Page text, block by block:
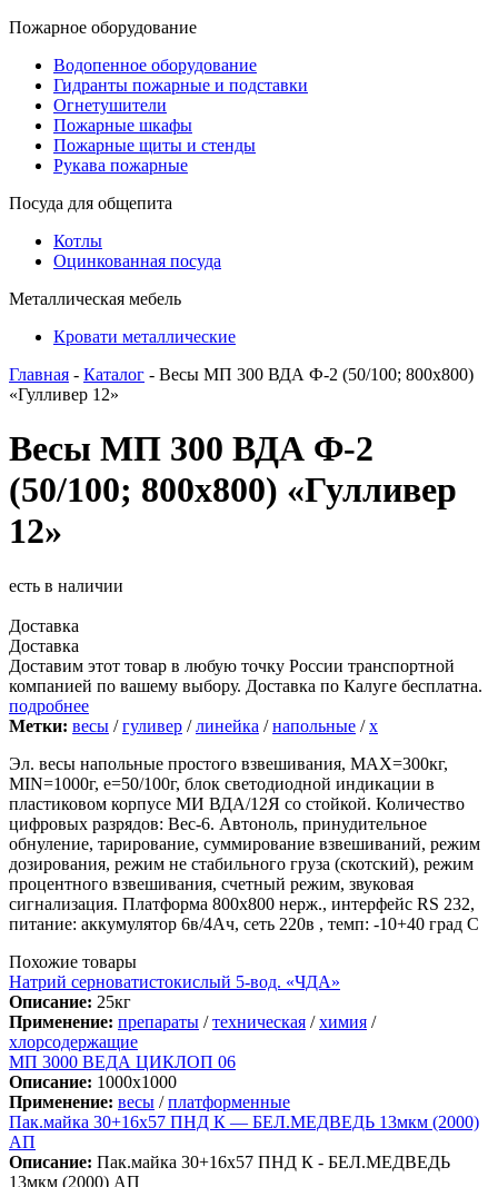
Пожарное оборудование
Водопенное оборудование
Гидранты пожарные и подставки
Огнетушители
Пожарные шкафы
Пожарные щиты и стенды
Рукава пожарные
Посуда для общепита
Котлы
Оцинкованная посуда
Металлическая мебель
Кровати металлические
Главная - Каталог - Весы МП 300 ВДА Ф-2 (50/100; 800х800)
«Гулливер 12»
Весы МП 300 ВДА Ф-2
(50/100; 800х800) «Гулливер
12»
есть в наличии
Доставка
Доставка
Доставим этот товар в любую точку России транспортной
компанией по вашему выбору. Доставка по Калуге бесплатна.
подробнее
Метки: весы /гуливер /линейка /напольные /х
Эл. весы напольные простого взвешивания, МАХ=300кг,
MIN=1000г, e=50/100г, блок светодиодной индикации в
пластиковом корпусе МИ ВДА/12Я со стойкой. Количество
цифровых разрядов: Вес-6. Автоноль, принудительное
обнуление, тарирование, суммирование взвешиваний, режим
дозирования, режим не стабильного груза (скотский), режим
процентного взвешивания, счетный режим, звуковая
сигнализация. Платформа 800х800 нерж., интерфейс RS 232,
питание: аккумулятор 6в/4Ач, сеть 220в , темп: -10+40 град С
Похожие товары
Натрий серноватистокислый 5-вод. «ЧДА»
Описание: 25кг
Применение: препараты /техническая /химия /
хлорсодержащие
МП 3000 ВЕДА ЦИКЛОП 06
Описание: 1000х1000
Применение: весы /платформенные
Пак.майка 30+16х57 ПНД К — БЕЛ.МЕДВЕДЬ 13мкм (2000)
АП
Описание: Пак.майка 30+16х57 ПНД К - БЕЛ.МЕДВЕДЬ
13мкм (2000) АП